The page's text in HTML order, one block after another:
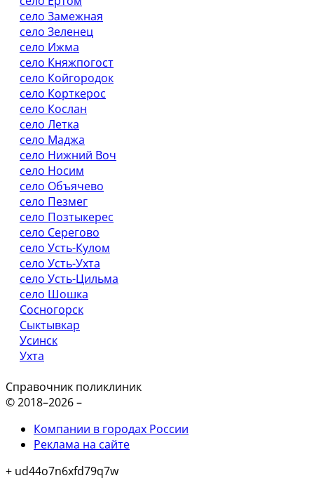
село Замежная
село Зеленец
село Ижма
село Княжпогост
село Койгородок
село Корткерос
село Кослан
село Летка
село Маджа
село Нижний Воч
село Носим
село Объячево
село Пезмег
село Позтыкерес
село Серегово
село Усть-Кулом
село Усть-Ухта
село Усть-Цильма
село Шошка
Сосногорск
Сыктывкар
Усинск
Ухта
Справочник поликлиник
© 2018–2026 –
Компании в городах России
Реклама на сайте
+ ud44o7n6xfd79q7w